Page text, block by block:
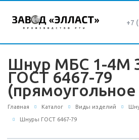
+7
Шнур МБС 1-4М
ГОСТ 6467-79
(прямоугольное
Главная Каталог Виды изделий
Шнуры ГОСТ 6467-79